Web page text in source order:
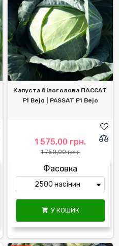
Капуста білоголова ПАССАТ
F1 Bejo | PASSAT F1 Bejo
1 575,00 грн.
1 750,00 грн.
Фасовка
 У КОШИК